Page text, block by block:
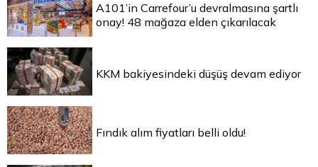
A101’in Carrefour’u devralmasına şartlı
onay! 48 mağaza elden çıkarılacak
KKM bakiyesindeki düşüş devam ediyor
Fındık alım fiyatları belli oldu!